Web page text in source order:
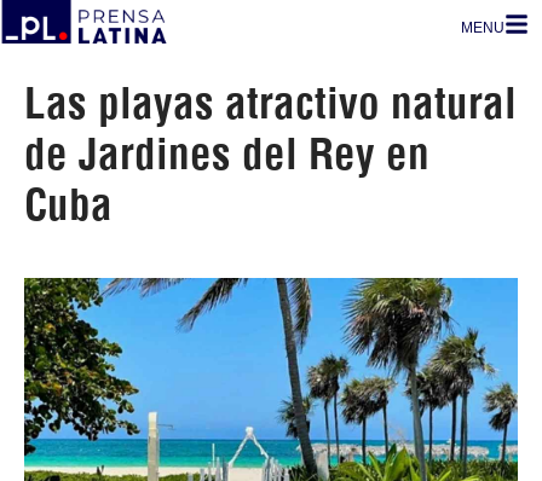
MENU
Las playas atractivo natural
de Jardines del Rey en
Cuba